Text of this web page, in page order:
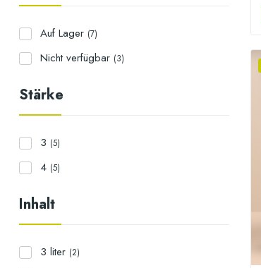
Auf Lager (7)
Nicht verfügbar (3)
Stärke
3 (5)
4 (5)
Inhalt
3 liter (2)